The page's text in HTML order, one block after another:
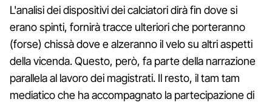
L'analisi dei dispositivi dei calciatori dirà fin dove si
erano spinti, fornirà tracce ulteriori che porteranno
(forse) chissà dove e alzeranno il velo su altri aspetti
della vicenda. Questo, però, fa parte della narrazione
parallela al lavoro dei magistrati. Il resto, il tam tam
mediatico che ha accompagnato la partecipazione di